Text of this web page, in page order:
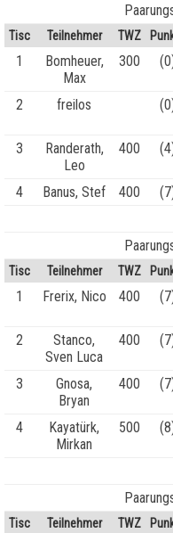
Tisc Teilnehmer TWZ
1
Bomheuer,
Max
300
2 freilos
3
Randerath,
Leo
400
4 Banus, Stef 400
Tisc Teilnehmer TWZ
1 Frerix, Nico 400
2
Stanco,
Sven Luca
400
3
Gnosa,
Bryan
400
4
Kayatürk,
Mirkan
500
Tisc Teilnehmer TWZ